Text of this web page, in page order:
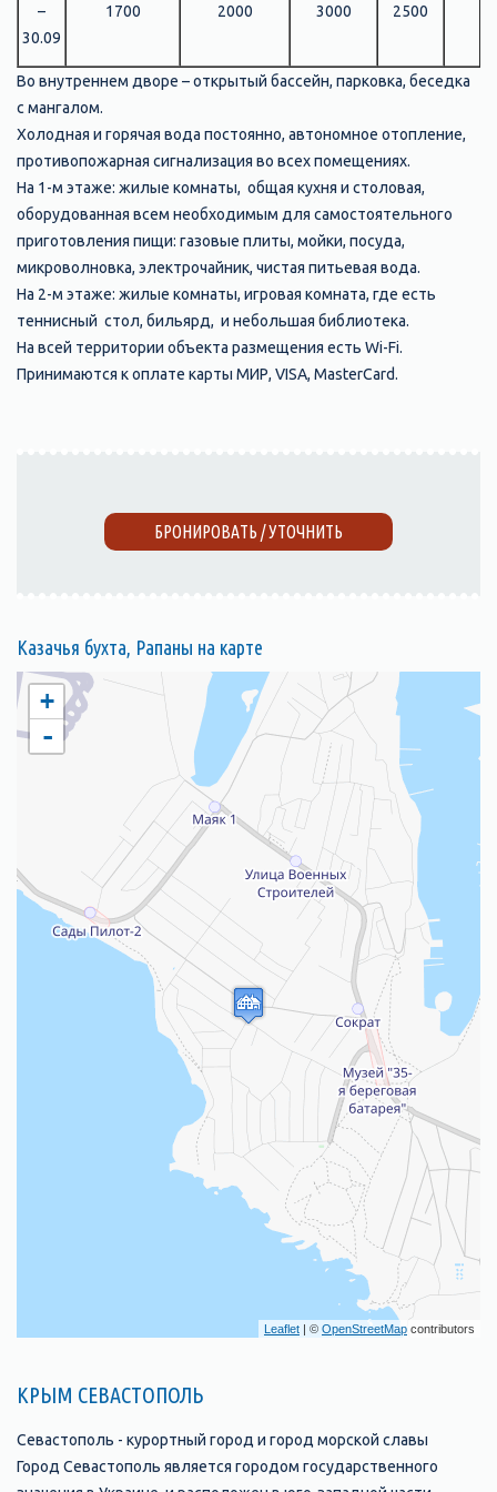
–
30.09
1700 2000 3000 2500
Во внутреннем дворе – открытый бассейн, парковка, беседка
с мангалом.
Холодная и горячая вода постоянно, автономное отопление,
противопожарная сигнализация во всех помещениях.
На 1-м этаже: жилые комнаты, общая кухня и столовая,
оборудованная всем необходимым для самостоятельного
приготовления пищи: газовые плиты, мойки, посуда,
микроволновка, электрочайник, чистая питьевая вода.
На 2-м этаже: жилые комнаты, игровая комната, где есть
теннисный стол, бильярд, и небольшая библиотека.
На всей территории объекта размещения есть Wi-Fi.
Принимаются к оплате карты МИР, VISA, MasterCard.
БРОНИРОВАТЬ / УТОЧНИТЬ
Казачья бухта, Рапаны на карте
+
-
Leaflet | © OpenStreetMap contributors
КРЫМ СЕВАСТОПОЛЬ
Севастополь - курортный город и город морской славы
Город Севастополь является городом государственного